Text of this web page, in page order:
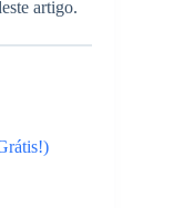
artigo.